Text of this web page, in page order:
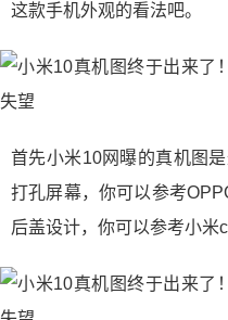
这款手机外观的看法吧。
首先小米10网曝的真机图
打孔屏幕，你可以参考
后盖设计，你可以参考小米